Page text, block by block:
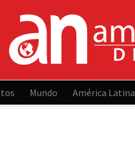
Mundo América Latina